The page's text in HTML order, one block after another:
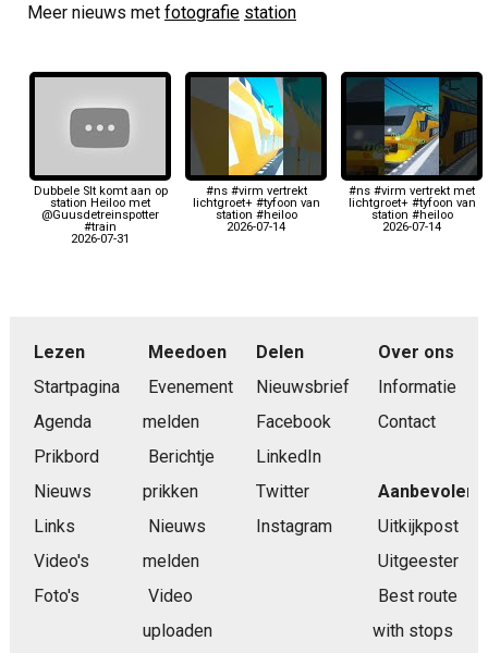
Meer nieuws met fotografie station
Dubbele Slt komt aan op
station Heiloo met
@Guusdetreinspotter
#train
2026-07-31
#ns #virm vertrekt
lichtgroet+ #tyfoon van
station #heiloo
2026-07-14
#ns #virm vertrekt met
lichtgroet+ #tyfoon van
station #heiloo
2026-07-14
Lezen
Startpagina
Agenda
Prikbord
Nieuws
Links
Video's
Foto's
Meedoen
Evenement
melden
Berichtje
prikken
Nieuws
melden
Video
uploaden
Delen
Nieuwsbrief
Facebook
LinkedIn
Twitter
Instagram
Over ons
Informatie
Contact
Aanbevolen
Uitkijkpost
Uitgeester
Best route
with stops